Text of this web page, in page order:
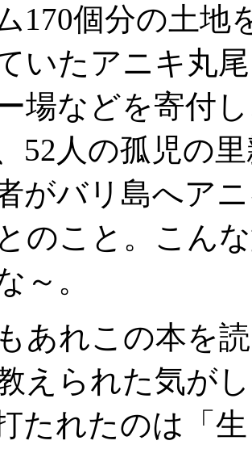
170個分の土地
いたアニキ丸
場などを寄付
52人の孤児の
がバリ島へア
のこと。こん
～。
あれこの本を
えられた気が
たれたのは「